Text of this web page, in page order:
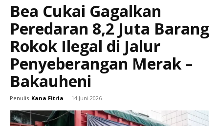
Bea Cukai Gagalkan
Peredaran 8,2 Juta Barang
Rokok Ilegal di Jalur
Penyeberangan Merak –
Bakauheni
Penulis Kana Fitria - 14 Juni 2026